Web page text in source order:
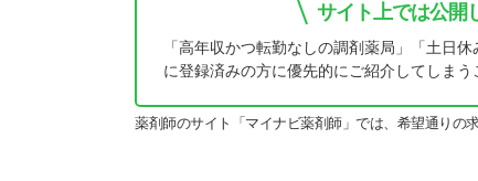
サイト上では公開
「高年収かつ転勤なしの調剤薬局」「土日
に登録済みの方に優先的にご紹介してしま
薬剤師のサイト「マイナビ薬剤師」では、希望通りの